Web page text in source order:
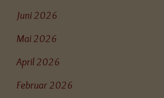
Juni 2026
Mai 2026
April 2026
Februar 2026